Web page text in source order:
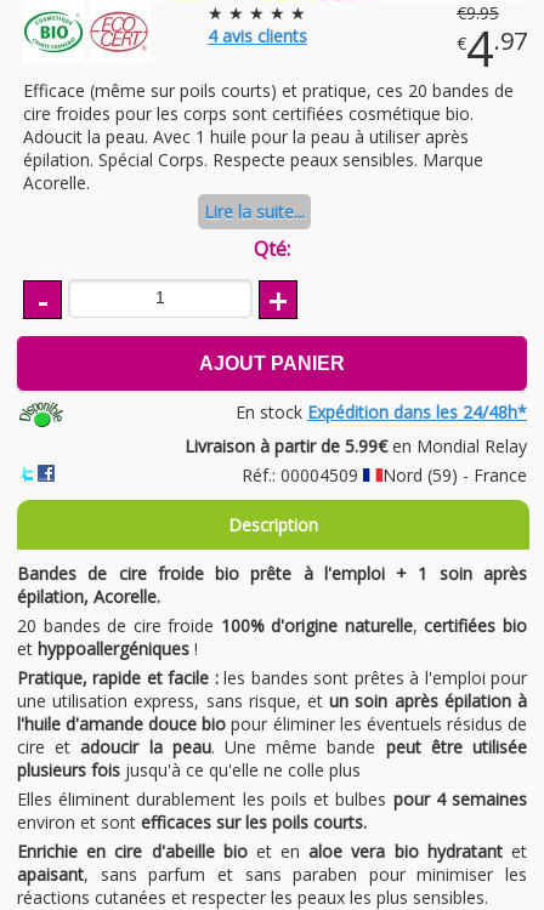
★ ★ ★ ★ ★
4avis clients
€9.95
€4.97
Efficace (même sur poils courts) et pratique, ces 20 bandes de
cire froides pour les corps sont certifiées cosmétique bio.
Adoucit la peau. Avec 1 huile pour la peau à utiliser après
épilation. Spécial Corps. Respecte peaux sensibles. Marque
Acorelle.
Lire la suite...
Qté:
- +
AJOUT PANIER
En stock Expédition dans les 24/48h*
Livraison à partir de 5.99€en Mondial Relay
Réf.: 00004509
Nord (59) - France
Description
Bandes de cire froide bio prête à l'emploi + 1 soin après
épilation, Acorelle.
20 bandes de cire froide 100% d'origine naturelle,certifiées bio
et hyppoallergéniques !
Pratique, rapide et facile :les bandes sont prêtes à l'emploi pour
une utilisation express, sans risque, etun soin après épilation à
l'huile d'amande douce biopour éliminer les éventuels résidus de
cire etadoucir la peau. Une même bande peut être utilisée
plusieurs fois jusqu'à ce qu'elle ne colle plus
Elles éliminent durablement les poils et bulbes pour 4 semaines
environ et sont efficaces sur les poils courts.
Enrichie en cire d'abeille bio et enaloe vera bio hydratantet
apaisant, sans parfum et sans paraben pour minimiser les
réactions cutanées et respecter les peaux les plus sensibles.